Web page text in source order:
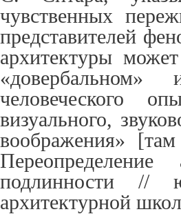
чувственных
представителей
архитектуры
«довербальном»
человеческого
визуального,
воображения»
подлинности //
архитектурной